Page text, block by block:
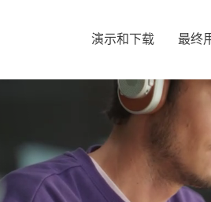
演示和下载 最终